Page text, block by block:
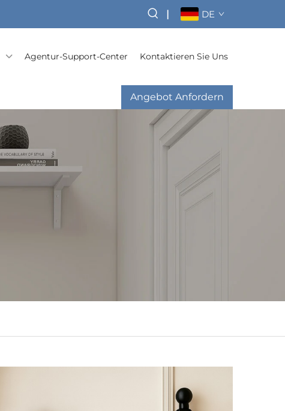
| DE
Agentur-Support-Center Kontaktieren Sie Uns
Angebot Anfordern